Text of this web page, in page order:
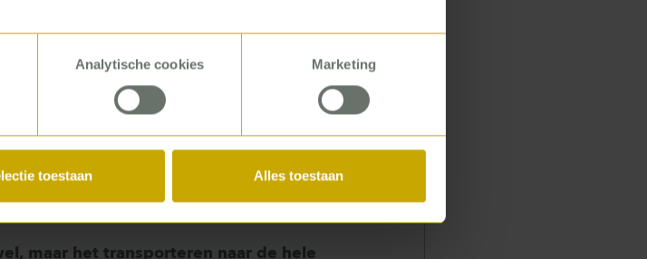
Analytische cookies Marketing
toestaan Alles toestaan
betekent ook dat je verder vooruit moet
gaten moet vullen. Plannen in plaats van
maar het transporteren naar de hele